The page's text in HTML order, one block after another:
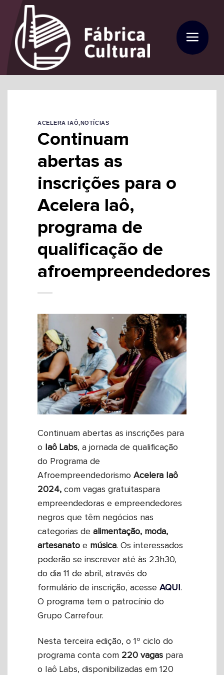
content
ACELERA IAÔ,NOTÍCIAS
Continuam
abertas as
inscrições para o
Acelera Iaô,
programa de
qualificação de
afroempreendedores
Continuam abertas as inscrições para
o
Iaô Labs, a jornada de qualificação
do Programa de
Afroempreendedorismo Acelera Iaô
2024, com vagas gratuitaspara
empreendedoras e empreendedores
negros que têm negócios nas
categorias de alimentação, moda,
artesanato e música. Os interessados
poderão se inscrever até às 23h30,
do dia 11 de abril, através do
formulário de inscrição, acesse AQUI .
O programa tem o patrocínio do
Grupo Carrefour.
Nesta terceira edição, o 1º ciclo do
programa conta com 220 vagas para
o Iaô Labs, disponibilizadas em 120